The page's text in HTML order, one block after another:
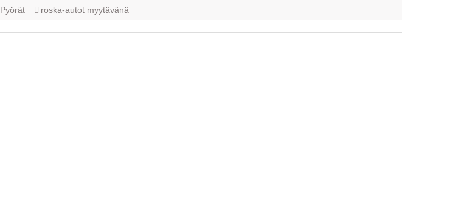
Pyörät roska-autot myytävänä